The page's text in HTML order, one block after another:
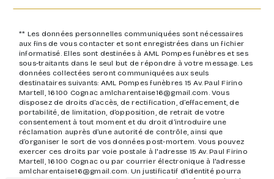
** Les données personnelles communiquées sont nécessaires
aux fins de vous contacter et sont enregistrées dans un fichier
informatisé. Elles sont destinées à AML Pompes funèbres et ses
sous-traitants dans le seul but de répondre à votre message. Les
données collectées seront communiquées aux seuls
destinataires suivants: AML Pompes funèbres 15 Av. Paul Firino
Martell, 16100 Cognac amlcharentaise16@gmail.com. Vous
disposez de droits d’accès, de rectification, d’effacement, de
portabilité, de limitation, d’opposition, de retrait de votre
consentement à tout moment et du droit d’introduire une
réclamation auprès d’une autorité de contrôle, ainsi que
d’organiser le sort de vos données post-mortem. Vous pouvez
exercer ces droits par voie postale à l'adresse 15 Av. Paul Firino
Martell, 16100 Cognac ou par courrier électronique à l'adresse
amlcharentaise16@gmail.com. Un justificatif d'identité pourra